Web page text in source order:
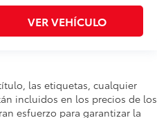
VER VEHÍCULO
las etiquetas, cualquier
incluidos en los precios de los
esfuerzo para garantizar la